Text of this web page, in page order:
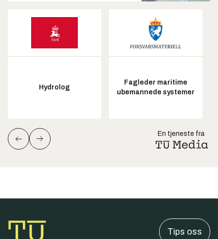
Hydrolog
Fagleder maritime
ubemannede systemer
En tjeneste fra
Tips oss